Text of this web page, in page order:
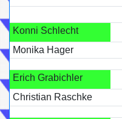
Konni Schlecht
Monika Hager
Erich Grabichler
Christian Raschke